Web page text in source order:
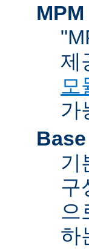
MPM
제
모
가
Base
기
구
으
하